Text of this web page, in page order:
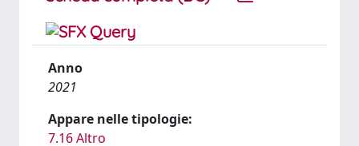
Anno
2021
Appare nelle tipologie:
7.16 Altro